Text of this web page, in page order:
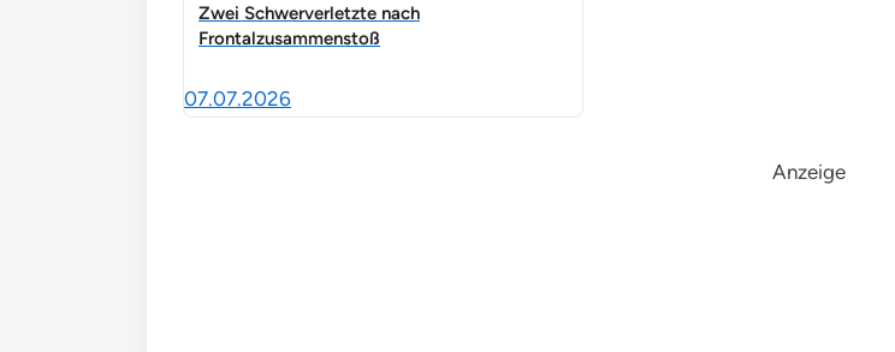
Zwei Schwerverletzte nach
Frontalzusammenstoß
07.07.2026
Anzeige